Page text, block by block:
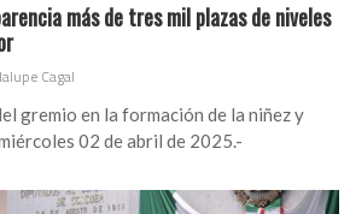
más de tres mil plazas de niveles
Cagal
gremio en la formación de la niñez y
02 de abril de 2025.-